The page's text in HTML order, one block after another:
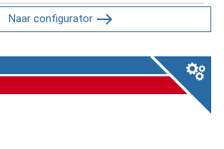
Naar configurator